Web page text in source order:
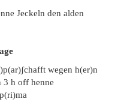
Jeckeln den alden
wegen h(er)n
3 h off henne